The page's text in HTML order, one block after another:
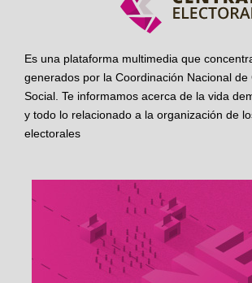
Es una plataforma multimedia que
generados por la Coordinación Nacional de
Social. Te informamos acerca de la vida
y todo lo relacionado a la organización de
electorales